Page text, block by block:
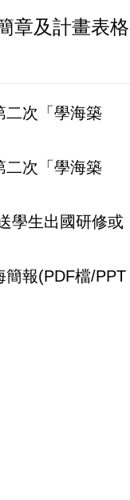
章及計畫表格
二次「學海築
二次「學海築
學生出國研修或
簡報(PDF檔/PPT